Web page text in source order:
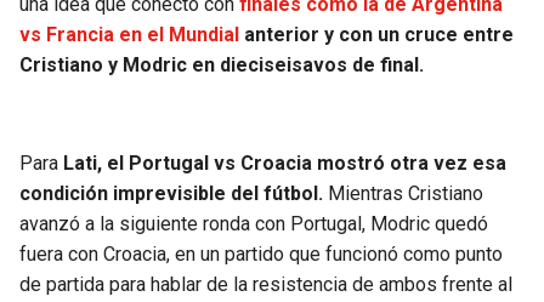
una idea que conectó con finales como la de Argentina
vs Francia en el Mundial anterior y con un cruce entre
Cristiano y Modric en dieciseisavos de final.
Para Lati, el Portugal vs Croacia mostró otra vez esa
condición imprevisible del fútbol. Mientras Cristiano
avanzó a la siguiente ronda con Portugal, Modric quedó
fuera con Croacia, en un partido que funcionó como punto
de partida para hablar de la resistencia de ambos frente al